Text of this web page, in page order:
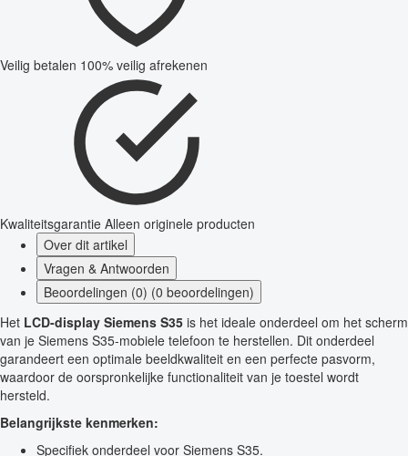
Veilig betalen 100% veilig afrekenen
Kwaliteitsgarantie Alleen originele producten
Over dit artikel
Vragen & Antwoorden
Beoordelingen (0) (0 beoordelingen)
Het LCD-display Siemens S35 is het ideale onderdeel om het scherm
van je Siemens S35-mobiele telefoon te herstellen. Dit onderdeel
garandeert een optimale beeldkwaliteit en een perfecte pasvorm,
waardoor de oorspronkelijke functionaliteit van je toestel wordt
hersteld.
Belangrijkste kenmerken:
Specifiek onderdeel voor Siemens S35.